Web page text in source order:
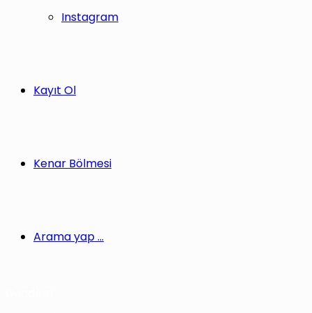
Instagram
Kayıt Ol
Kenar Bölmesi
Arama yap ...